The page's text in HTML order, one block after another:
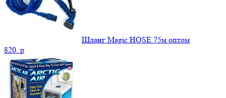
Шланг Magic HOSE 75м оптом
820. p